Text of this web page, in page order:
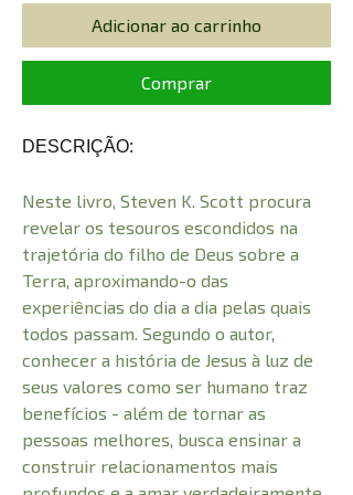
Adicionar ao carrinho
Comprar
DESCRIÇÃO:
Neste livro, Steven K. Scott procura
revelar os tesouros escondidos na
trajetória do filho de Deus sobre a
Terra, aproximando-o das
experiências do dia a dia pelas quais
todos passam. Segundo o autor,
conhecer a história de Jesus à luz de
seus valores como ser humano traz
benefícios - além de tornar as
pessoas melhores, busca ensinar a
construir relacionamentos mais